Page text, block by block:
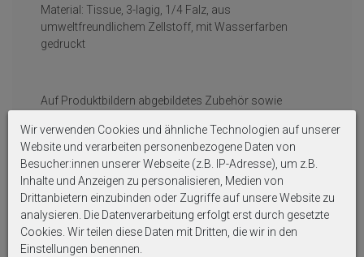
Material: Tissue, 3-lagig, 1/4 Falz, aus
umweltfreundlichem Zellstoff, mit Wasserfarben
gedruckt
Auf Produktbildern abgebildetes Zubehör sowie
diese nicht ausdrücklich eingeschlossen werden.
Weitere interessante Artikel
Wir verwenden Cookies und ähnliche Technologien auf unserer
Website und verarbeiten personenbezogene Daten von
Besucher:innen unserer Webseite (z.B. IP-Adresse), um z.B.
Inhalte und Anzeigen zu personalisieren, Medien von
Drittanbietern einzubinden oder Zugriffe auf unsere Website zu
analysieren. Die Datenverarbeitung erfolgt erst durch gesetzte
Cookies. Wir teilen diese Daten mit Dritten, die wir in den
Einstellungen benennen.